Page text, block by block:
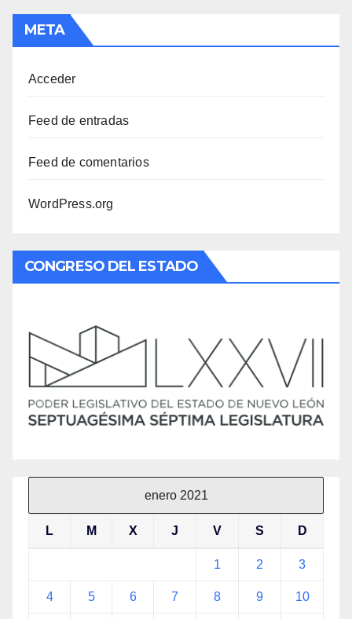
META
Acceder
Feed de entradas
Feed de comentarios
WordPress.org
CONGRESO DEL ESTADO
enero 2021
L M X J V S D
1 2 3
4 5 6 7 8 9 10